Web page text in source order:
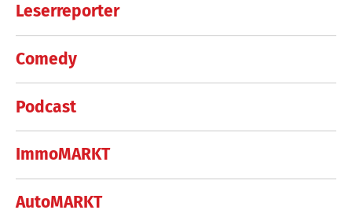
Leserreporter
Comedy
Podcast
ImmoMARKT
AutoMARKT